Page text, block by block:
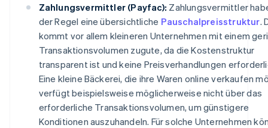
Zahlungsvermittler (Payfac): Zahlungsvermittler
der Regel eine übersichtliche Pauschalpreisstruktur.
kommt vor allem kleineren Unternehmen mit einem
Transaktionsvolumen zugute, da die Kostenstruktur
transparent ist und keine Preisverhandlungen
Eine kleine Bäckerei, die ihre Waren online verkaufen
verfügt beispielsweise möglicherweise nicht über das
erforderliche Transaktionsvolumen, um günstigere
Konditionen auszuhandeln. Für solche Unternehmen